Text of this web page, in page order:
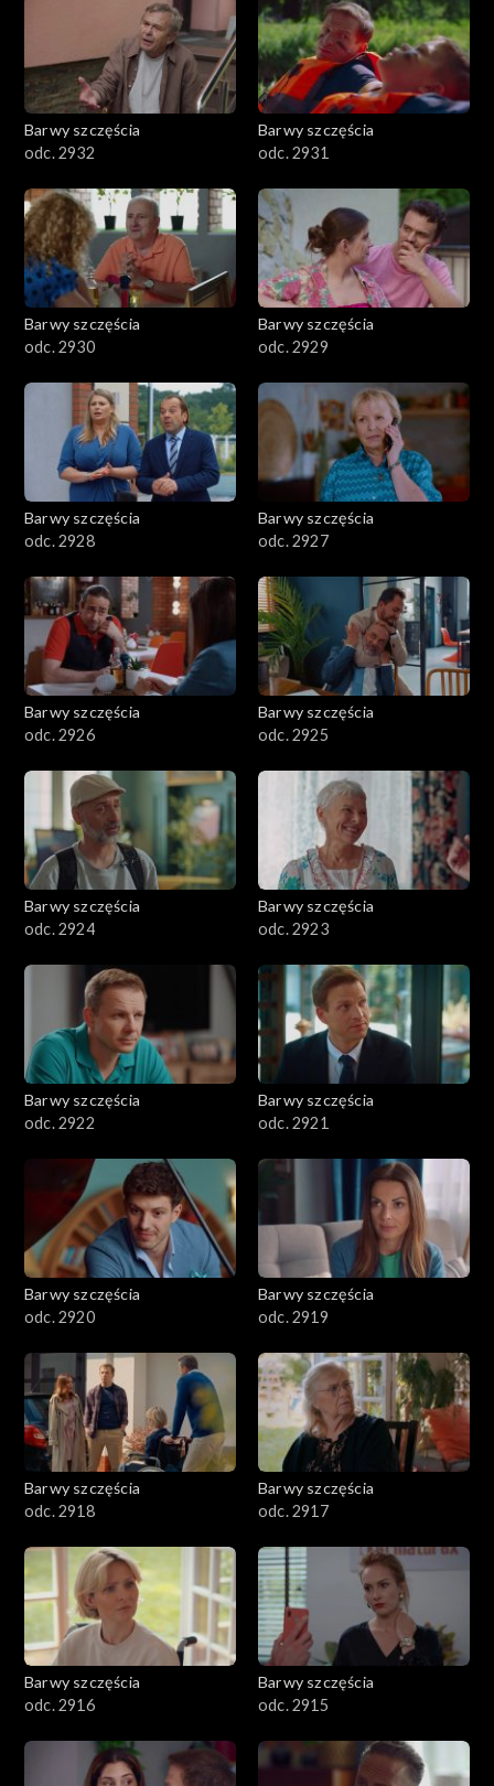
Barwy szczęścia
odc. 2932
Barwy szczęścia
odc. 2931
Barwy szczęścia
odc. 2930
Barwy szczęścia
odc. 2929
Barwy szczęścia
odc. 2928
Barwy szczęścia
odc. 2927
Barwy szczęścia
odc. 2926
Barwy szczęścia
odc. 2925
Barwy szczęścia
odc. 2924
Barwy szczęścia
odc. 2923
Barwy szczęścia
odc. 2922
Barwy szczęścia
odc. 2921
Barwy szczęścia
odc. 2920
Barwy szczęścia
odc. 2919
Barwy szczęścia
odc. 2918
Barwy szczęścia
odc. 2917
Barwy szczęścia
odc. 2916
Barwy szczęścia
odc. 2915